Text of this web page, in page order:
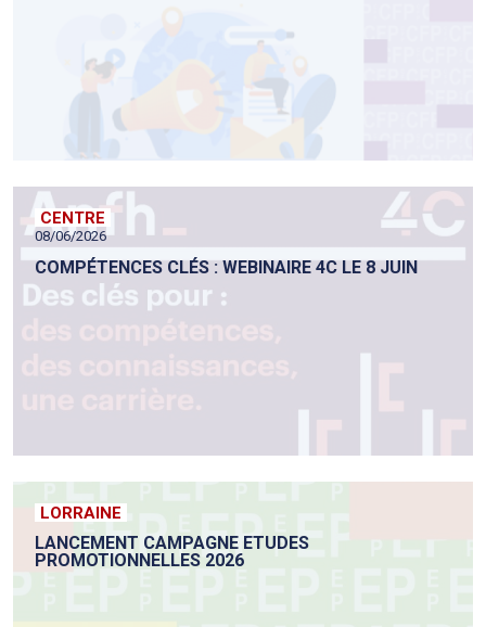
CENTRE
08/06/2026
COMPÉTENCES CLÉS : WEBINAIRE 4C LE 8 JUIN
LORRAINE
LANCEMENT CAMPAGNE ETUDES
PROMOTIONNELLES 2026